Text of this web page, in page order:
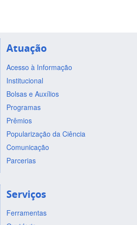
Atuação
Acesso à Informação
Institucional
Bolsas e Auxílios
Programas
Prêmios
Popularização da Ciência
Comunicação
Parcerias
Serviços
Ferramentas